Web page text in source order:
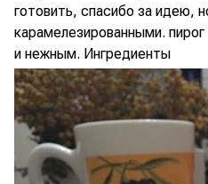
готовить, спасибо за идею,
карамелезированными.
и нежным. Ингредиенты